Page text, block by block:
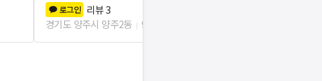
로그인 리뷰 3
경기도 양주시 양주2동
90m